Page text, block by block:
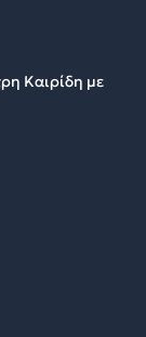
Καιρίδη με